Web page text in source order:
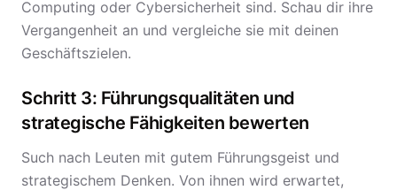
Computing oder Cybersicherheit sind. Schau dir ihre
Vergangenheit an und vergleiche sie mit deinen
Geschäftszielen.
Schritt 3: Führungsqualitäten und
strategische Fähigkeiten bewerten
Such nach Leuten mit gutem Führungsgeist und
strategischem Denken. Von ihnen wird erwartet,